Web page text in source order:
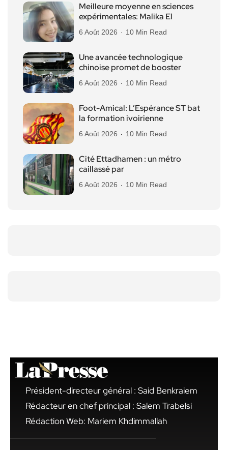
Meilleure moyenne en sciences
expérimentales: Malika El
6 Août 2026 10 Min Read
Une avancée technologique
chinoise promet de booster
6 Août 2026 10 Min Read
Foot-Amical: L’Espérance ST bat
la formation ivoirienne
6 Août 2026 10 Min Read
Cité Ettadhamen : un métro
caillassé par
6 Août 2026 10 Min Read
Président-directeur général : Said Benkraiem
Rédacteur en chef principal : Salem Trabelsi
Rédaction Web: Mariem Khdimmallah